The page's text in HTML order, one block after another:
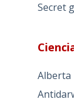
Secret
Alberta